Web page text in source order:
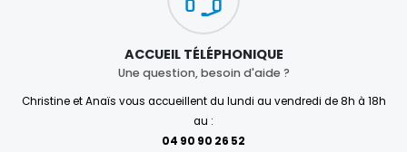
ACCUEIL TÉLÉPHONIQUE
Une question, besoin d'aide ?
Christine et Anaïs vous accueillent du lundi au vendredi de 8h à 18h
au :
04 90 90 26 52